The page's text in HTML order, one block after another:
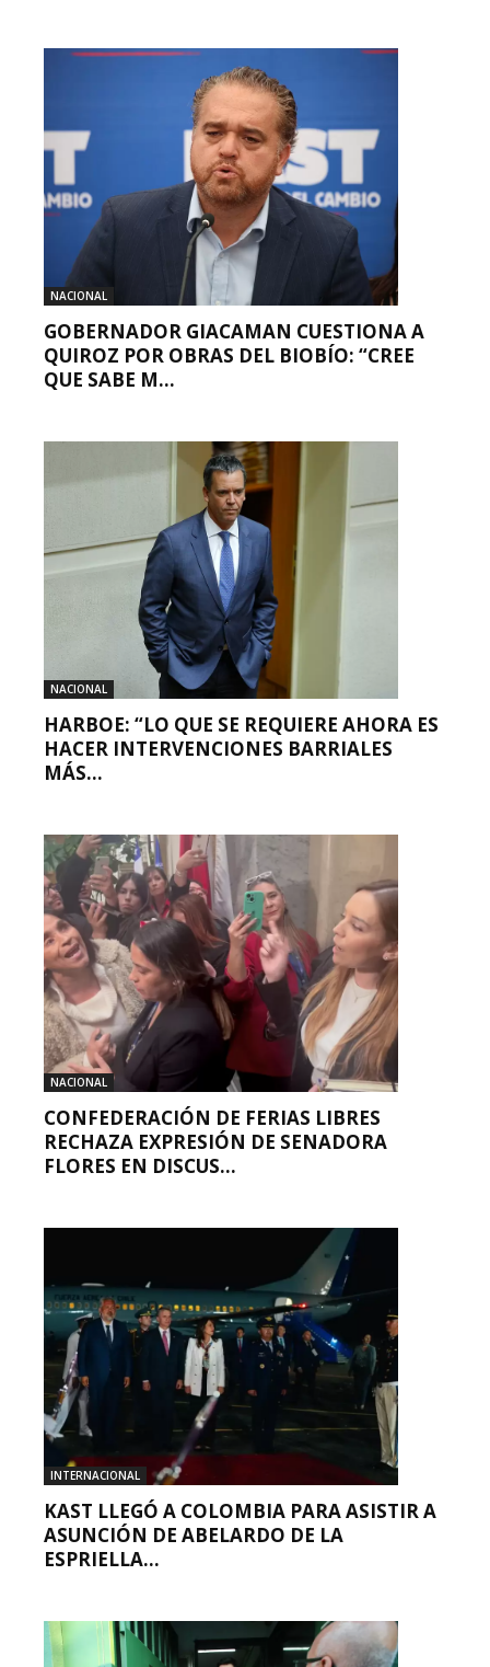
NACIONAL
GOBERNADOR GIACAMAN CUESTIONA A
QUIROZ POR OBRAS DEL BIOBÍO: “CREE
QUE SABE M...
NACIONAL
HARBOE: “LO QUE SE REQUIERE AHORA ES
HACER INTERVENCIONES BARRIALES
MÁS...
NACIONAL
CONFEDERACIÓN DE FERIAS LIBRES
RECHAZA EXPRESIÓN DE SENADORA
FLORES EN DISCUS...
INTERNACIONAL
KAST LLEGÓ A COLOMBIA PARA ASISTIR A
ASUNCIÓN DE ABELARDO DE LA
ESPRIELLA...